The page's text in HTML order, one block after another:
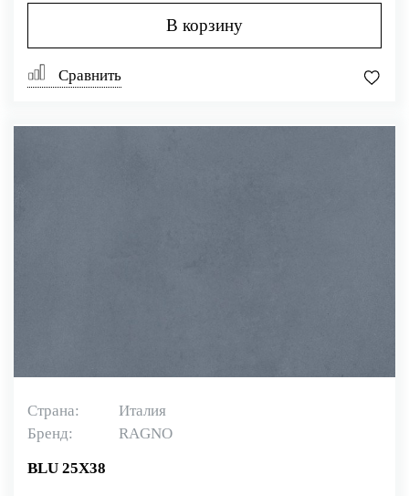
В корзину
Сравнить
Страна:
Италия
Бренд:
RAGNO
BLU 25X38